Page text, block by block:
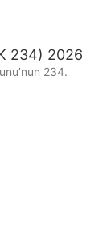
234) 2026
234.